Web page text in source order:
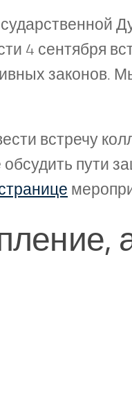
4 сентября
законов.
встречу
пути